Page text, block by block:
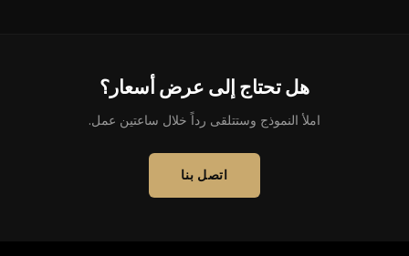
هل تحتاج إلى عرض أسعار؟
املأ النموذج وستتلقى رداً خلال ساعتين عمل.
اتصل بنا